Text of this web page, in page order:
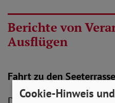
Berichte von
Ausflügen
Fahrt zu den
Cookie-Hinweis